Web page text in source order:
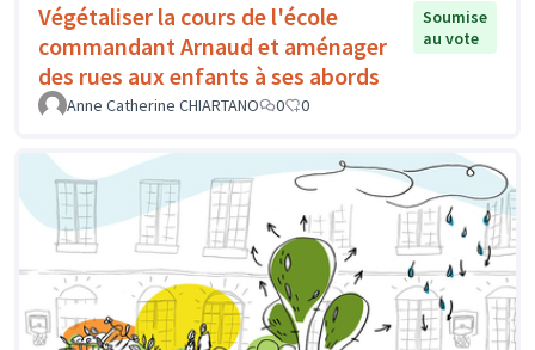
Végétaliser la cours de l'école
commandant Arnaud et aménager
des rues aux enfants à ses abords
Soumise
au vote
Anne Catherine CHIARTANO 0 0